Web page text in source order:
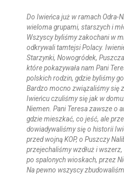
Do Iwieńca już w ramach Odra-
wieloma grupami, starszych i
Wszyscy byliśmy zakochani w
odkrywali tamtejsi Polacy.
Starzynki, Nowogródek,
które pokazywała nam Pani
polskich rodzin, gdzie byliśmy
Bardzo mocno związaliśmy się
Iwieńcu czuliśmy się jak w
Niemen. Pani Teresa zawsze o
gdzie mieszkać, co jeść, ale
dowiadywaliśmy się o historii
przed wojną KOP, o Puszczy
przejechaliśmy wzdłuż i
po spalonych wioskach, przez
Na pewno wszyscy